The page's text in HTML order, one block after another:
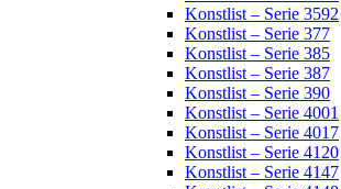
Konstlist – Serie 3592
Konstlist – Serie 377
Konstlist – Serie 385
Konstlist – Serie 387
Konstlist – Serie 390
Konstlist – Serie 4001
Konstlist – Serie 4017
Konstlist – Serie 4120
Konstlist – Serie 4147